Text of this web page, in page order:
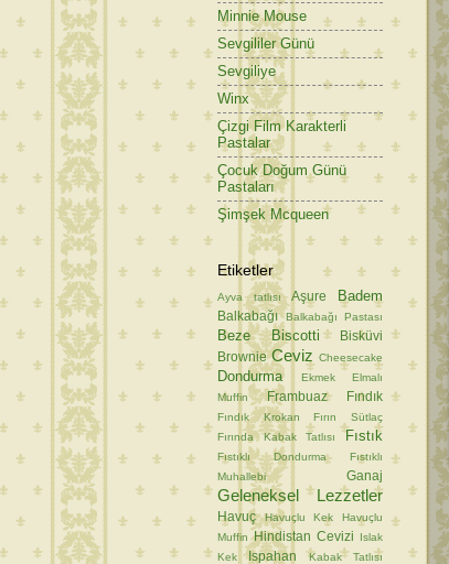
Minnie Mouse
Sevgililer Günü
Sevgiliye
Winx
Çizgi Film Karakterli
Pastalar
Çocuk Doğum Günü
Pastaları
Şimşek Mcqueen
Etiketler
Ayva tatlısı Aşure Badem
Balkabağı Balkabağı Pastası
Beze Biscotti
Bisküvi
Brownie Ceviz Cheesecake
Dondurma Ekmek
Elmalı
Muffin
Frambuaz Fındık
Fındık Krokan
Fırın Sütlaç
Fırında Kabak Tatlısı
Fıstık
Fıstıklı Dondurma
Fıstıklı
Muhallebi
Ganaj
Geleneksel Lezzetler
Havuç Havuçlu Kek
Havuçlu
Muffin Hindistan Cevizi
Islak
Kek
Ispahan Kabak Tatlısı